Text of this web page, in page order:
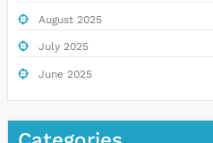
August 2025
July 2025
June 2025